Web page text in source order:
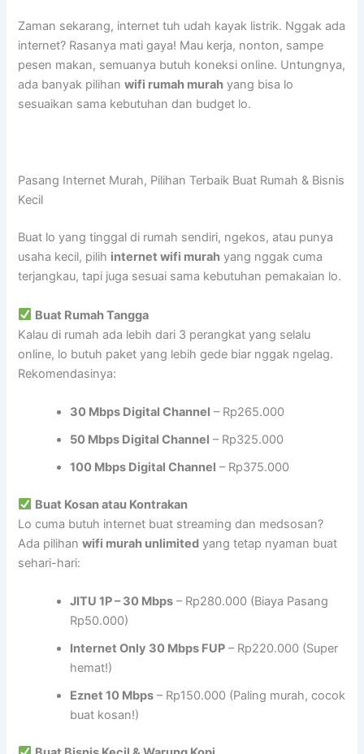
Zaman sekarang, internet tuh udah kayak listrik. Nggak ada
internet? Rasanya mati gaya! Mau kerja, nonton, sampe
pesen makan, semuanya butuh koneksi online. Untungnya,
ada banyak pilihanwifi rumah murah yang bisa lo
sesuaikan sama kebutuhan dan budget lo.
Pasang Internet Murah, Pilihan Terbaik Buat Rumah & Bisnis
Kecil
Buat lo yang tinggal di rumah sendiri, ngekos, atau punya
usaha kecil, pilih internet wifi murah yang nggak cuma
terjangkau, tapi juga sesuai sama kebutuhan pemakaian lo.
Buat Rumah Tangga
Kalau di rumah ada lebih dari 3 perangkat yang selalu
online, lo butuh paket yang lebih gede biar nggak ngelag.
Rekomendasinya:
30 Mbps Digital Channel – Rp265.000
50 Mbps Digital Channel – Rp325.000
100 Mbps Digital Channel – Rp375.000
Buat Kosan atau Kontrakan
Lo cuma butuh internet buat streaming dan medsosan?
Ada pilihanwifi murah unlimited yang tetap nyaman buat
sehari-hari:
JITU 1P – 30 Mbps – Rp280.000 (Biaya Pasang
Rp50.000)
Internet Only 30 Mbps FUP – Rp220.000 (Super
hemat!)
Eznet 10 Mbps – Rp150.000 (Paling murah, cocok
buat kosan!)